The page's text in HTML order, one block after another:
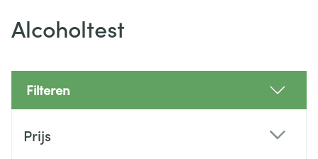
Alcoholtest
Filteren
Prijs